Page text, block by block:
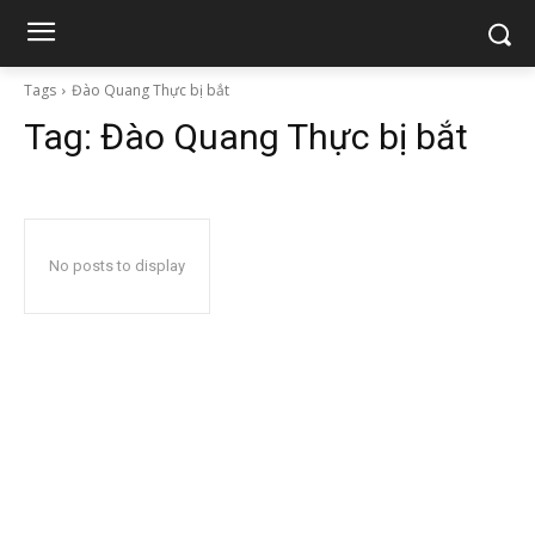
Tags Đào Quang Thực bị bắt
Tag: Đào Quang Thực bị bắt
No posts to display